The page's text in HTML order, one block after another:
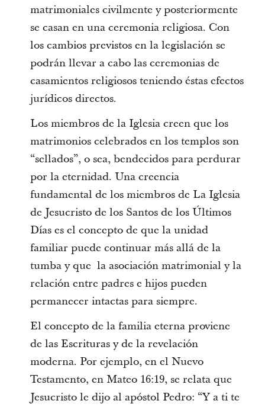
matrimoniales civilmente y posteriormente
se casan en una ceremonia religiosa. Con
los cambios previstos en la legislación se
podrán llevar a cabo las ceremonias de
casamientos religiosos teniendo éstas efectos
jurídicos directos.
Los miembros de la Iglesia creen que los
matrimonios celebrados en los templos son
“sellados”, o sea, bendecidos para perdurar
por la eternidad. Una creencia
fundamental de los miembros de La Iglesia
de Jesucristo de los Santos de los Últimos
Días es el concepto de que la unidad
familiar puede continuar más allá de la
tumba y que la asociación matrimonial y la
relación entre padres e hijos pueden
permanecer intactas para siempre.
El concepto de la familia eterna proviene
de las Escrituras y de la revelación
moderna. Por ejemplo, en el Nuevo
Testamento, en Mateo 16:19, se relata que
Jesucristo le dijo al apóstol Pedro: “Y a ti te